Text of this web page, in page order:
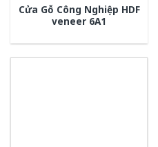
Cửa Gỗ Công Nghiệp HDF
veneer 6A1